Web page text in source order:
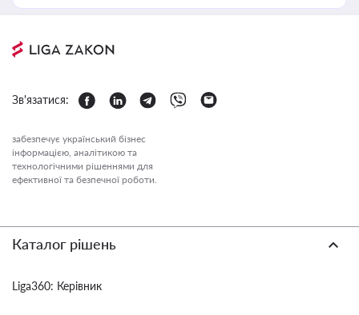
Зв'язатися:
забезпечує український бізнес
інформацією, аналітикою та
технологічними рішеннями для
ефективної та безпечної роботи.
Каталог рішень
Liga360: Керівник